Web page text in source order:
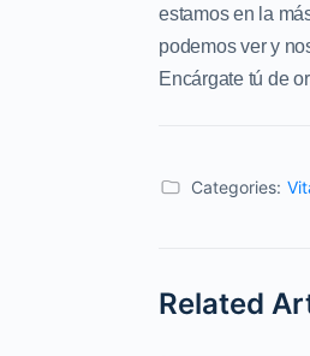
estamos en la
podemos ver y
Encárgate tú de
Categories:
Related